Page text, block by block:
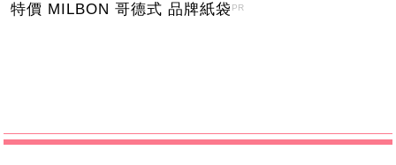
特價 MILBON 哥德式 品牌紙袋 PR